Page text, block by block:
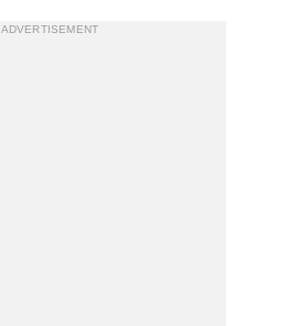
ADVERTISEMENT